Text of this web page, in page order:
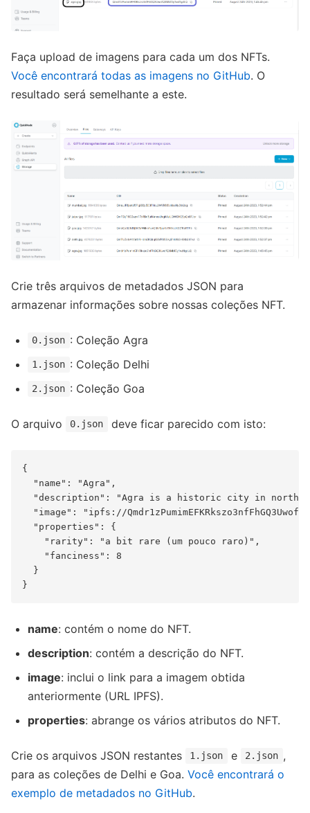
Faça upload de imagens para cada um dos NFTs.
Você encontrará todas as imagens no GitHub. O
resultado será semelhante a este.
Crie três arquivos de metadados JSON para
armazenar informações sobre nossas coleções NFT.
0.json : Coleção Agra
1.json : Coleção Delhi
2.json : Coleção Goa
O arquivo 0.json deve ficar parecido com isto:
{
  "name": "Agra",
"description": "Agra is a historic city in
"image": "ipfs://
  "properties": {
    "rarity": "a bit rare (um pouco raro)",
    "fanciness": 8
  }
name: contém o nome do NFT.
description: contém a descrição do NFT.
image: inclui o link para a imagem obtida
anteriormente (URL IPFS).
properties: abrange os vários atributos do NFT.
Crie os arquivos JSON restantes 1.json e 2.json ,
para as coleções de Delhi e Goa. Você encontrará o
exemplo de metadados no GitHub.